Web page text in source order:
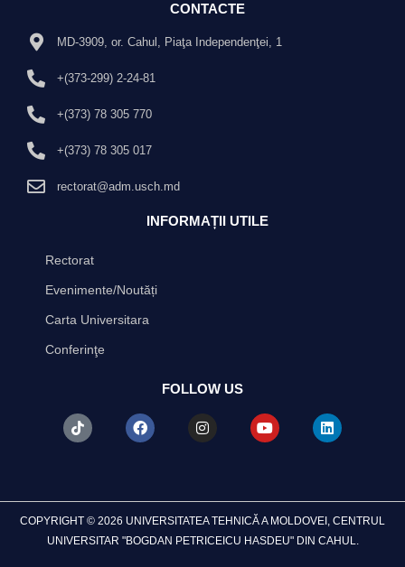
CONTACTE
MD-3909, or. Cahul, Piaţa Independenţei, 1
+(373-299) 2-24-81
+(373) 78 305 770
+(373) 78 305 017
rectorat@adm.usch.md
INFORMAȚII UTILE
Rectorat
Evenimente/Noutăți
Carta Universitara
Conferinţe
FOLLOW US
T
i
F
a
o
k
I
n
r
a
m
Y
o
e
L
i
i
n
COPYRIGHT © 2026 UNIVERSITATEA TEHNICĂ A MOLDOVEI, CENTRUL
UNIVERSITAR "BOGDAN PETRICEICU HASDEU" DIN CAHUL.